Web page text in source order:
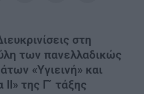
στη
των πανελλαδικώς
«Υγιεινή» και
της Γ ́ τάξης